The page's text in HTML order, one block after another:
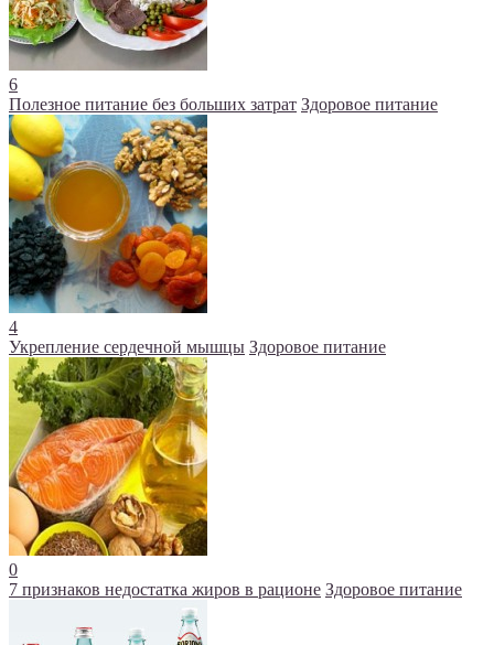
6
Полезное питание без больших затрат Здоровое питание
4
Укрепление сердечной мышцы Здоровое питание
0
7 признаков недостатка жиров в рационе Здоровое питание